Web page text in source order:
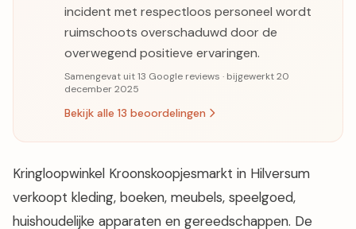
incident met respectloos personeel wordt
ruimschoots overschaduwd door de
overwegend positieve ervaringen.
Samengevat uit 13 Google reviews · bijgewerkt 20
december 2025
Bekijk alle 13 beoordelingen
Kringloopwinkel Kroonskoopjesmarkt in Hilversum
verkoopt kleding, boeken, meubels, speelgoed,
huishoudelijke apparaten en gereedschappen. De